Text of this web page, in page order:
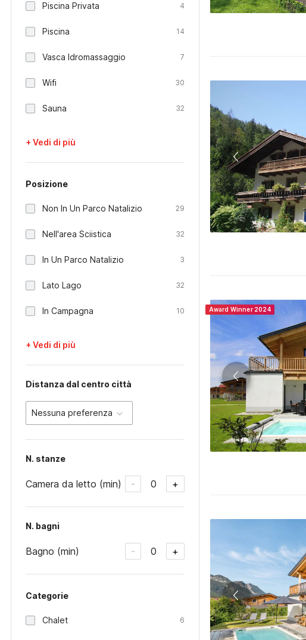
Piscina Privata 4
Piscina 14
Vasca Idromassaggio 7
Wifi 30
Sauna 32
+ Vedi di più
Posizione
Non In Un Parco Natalizio 29
Nell'area Sciistica 32
In Un Parco Natalizio 3
Lato Lago 32
In Campagna 10
+ Vedi di più
Distanza dal centro città
Nessuna preferenza
N. stanze
Camera da letto (min) - 0 +
N. bagni
Bagno (min) - 0 +
Categorie
Chalet 6
Award Winner 2024